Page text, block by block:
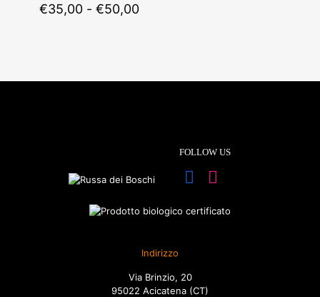
€35,00 - €50,00Fascia
FOLLOW US
Indirizzo
Via Brinzio, 20
95022 Acicatena (CT)